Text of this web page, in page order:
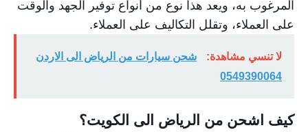
المرغوب به، ويعد هذا نوع من أنواع توفير الجهد والوقت
على العملاء، وتقلل التكاليف على العملاء.
لا تنسي مشاهدة:
شحن سيارات من الرياض الى الاردن
0549390064
كيف اشحن من الرياض الى الكويت؟